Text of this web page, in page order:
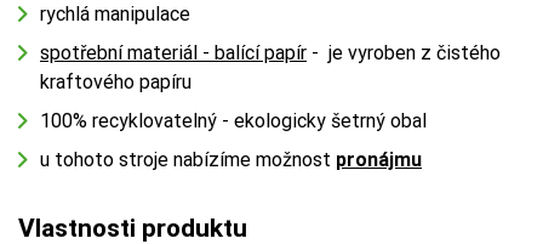
rychlá manipulace
spotřební materiál - balící papír - je vyroben z čistého
kraftového papíru
100% recyklovatelný - ekologicky šetrný obal
u tohoto stroje nabízíme možnost pronájmu
Vlastnosti produktu